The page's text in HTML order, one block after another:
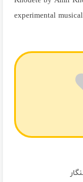
experimental